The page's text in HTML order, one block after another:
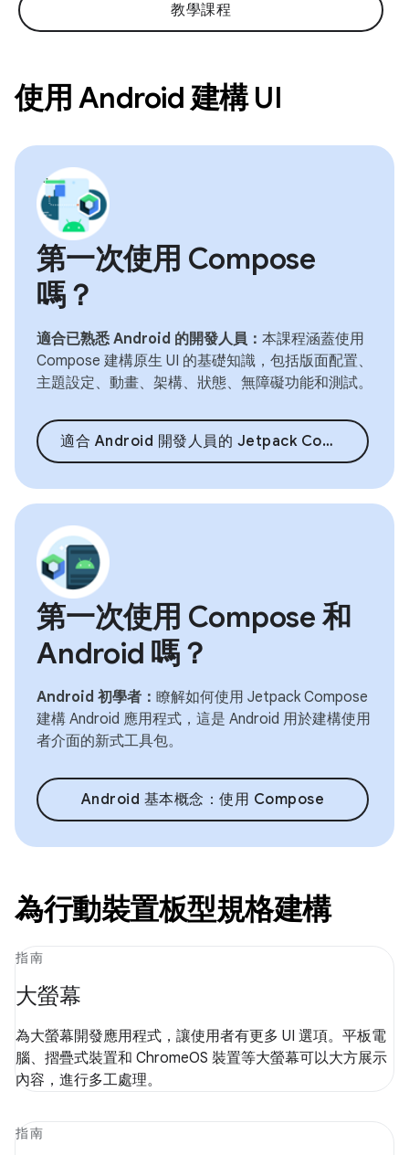
教學課程
使用 Android 建構 UI
第一次使用 Compose
嗎？
適合已熟悉 Android 的開發人員： 本課程涵蓋使用
Compose 建構原生 UI 的基礎知識，包括版面配置、
主題設定、動畫、架構、狀態、無障礙功能和測試。
適合 Android 開發人員的 Jetpack Compose
第一次使用 Compose 和
Android 嗎？
Android 初學者： 瞭解如何使用 Jetpack Compose
建構 Android 應用程式，這是 Android 用於建構使用
者介面的新式工具包。
Android 基本概念：使用 Compose
為行動裝置板型規格建構
指南
大螢幕
為大螢幕開發應用程式，讓使用者有更多 UI 選項。平板電
腦、摺疊式裝置和 ChromeOS 裝置等大螢幕可以大方展示
內容，進行多工處理。
指南